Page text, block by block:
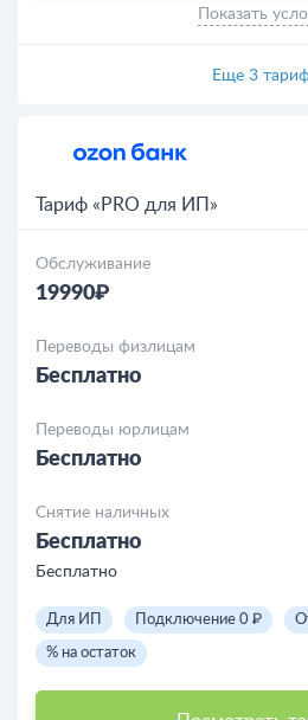
Показать
Еще 3
Тариф «PRO для ИП»
Обслуживание
19990₽
Переводы физлицам
Бесплатно
Переводы юрлицам
Бесплатно
Снятие наличных
Бесплатно
Бесплатно
Для ИП Подключение 0 ₽
% на остаток